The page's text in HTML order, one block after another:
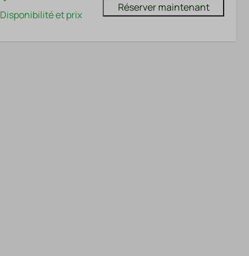
Disponibilité et prix
Réserver maintenant